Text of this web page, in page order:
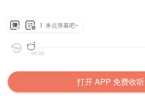
来点弹幕吧~
00:00
打开 APP 免费收听